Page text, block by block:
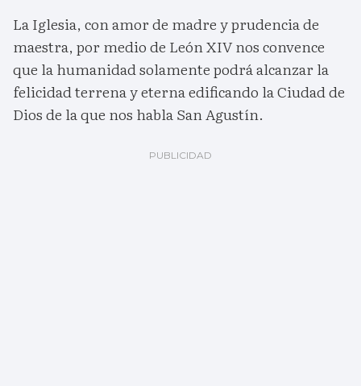
La Iglesia, con amor de madre y prudencia de
maestra, por medio de León XIV nos convence
que la humanidad solamente podrá alcanzar la
felicidad terrena y eterna edificando la Ciudad de
Dios de la que nos habla San Agustín.